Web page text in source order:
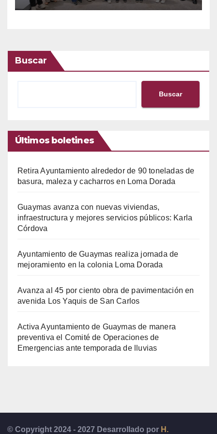
Buscar
Buscar
Últimos boletines
Retira Ayuntamiento alrededor de 90 toneladas de
basura, maleza y cacharros en Loma Dorada
Guaymas avanza con nuevas viviendas,
infraestructura y mejores servicios públicos: Karla
Córdova
Ayuntamiento de Guaymas realiza jornada de
mejoramiento en la colonia Loma Dorada
Avanza al 45 por ciento obra de pavimentación en
avenida Los Yaquis de San Carlos
Activa Ayuntamiento de Guaymas de manera
preventiva el Comité de Operaciones de
Emergencias ante temporada de lluvias
© Copyright 2024 - 2027 Desarrollado por H.